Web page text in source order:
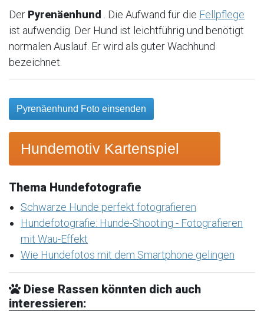
Der Pyrenäenhund . Die Aufwand für die Fellpflege
ist aufwendig. Der Hund ist leichtführig und benötigt
normalen Auslauf. Er wird als guter Wachhund
bezeichnet.
Pyrenäenhund Foto einsenden
Hundemotiv Kartenspiel
Thema Hundefotografie
Schwarze Hunde perfekt fotografieren
Hundefotografie: Hunde-Shooting - Fotografieren
mit Wau-Effekt
Wie Hundefotos mit dem Smartphone gelingen
Diese Rassen könnten dich auch
interessieren: